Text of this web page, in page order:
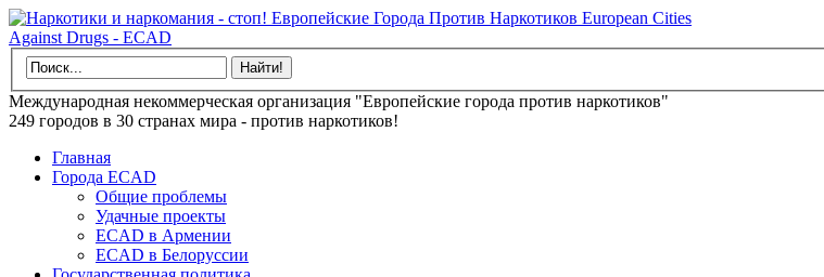
Международная некоммерческая организация "Европейские города против наркотиков"
249 городов в 30 странах мира - против наркотиков!
Главная
Города ECAD
Общие проблемы
Удачные проекты
ECAD в Армении
ECAD в Белоруссии